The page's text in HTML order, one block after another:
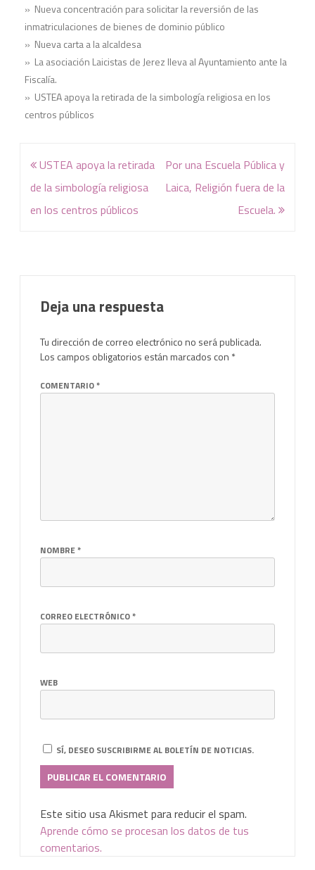
» Nueva concentración para solicitar la reversión de las
inmatriculaciones de bienes de dominio público
» Nueva carta a la alcaldesa
» La asociación Laicistas de Jerez lleva al Ayuntamiento ante la
Fiscalía.
» USTEA apoya la retirada de la simbología religiosa en los
centros públicos
Navegación
de
entradas
USTEA apoya la retirada
de la simbología religiosa
en los centros públicos
Por una Escuela Pública y
Laica, Religión fuera de la
Escuela.
Deja una respuesta
Tu dirección de correo electrónico no será publicada.
Los campos obligatorios están marcados con *
COMENTARIO*
NOMBRE*
CORREO ELECTRÓNICO*
WEB
SÍ, DESEO SUSCRIBIRME AL BOLETÍN DE NOTICIAS.
Este sitio usa Akismet para reducir el spam.
Aprende cómo se procesan los datos de tus
comentarios.